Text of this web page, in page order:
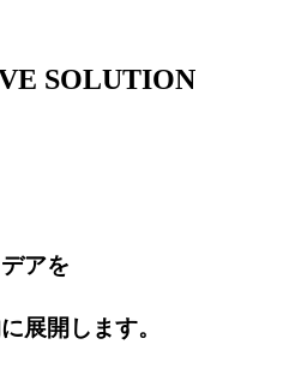
SOLUTION
アを
展開します。